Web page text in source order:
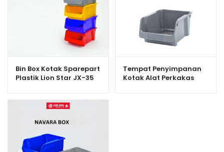
Bin Box Kotak Sparepart
Plastik Lion Star JX-35
Tempat Penyimpanan
Kotak Alat Perkakas